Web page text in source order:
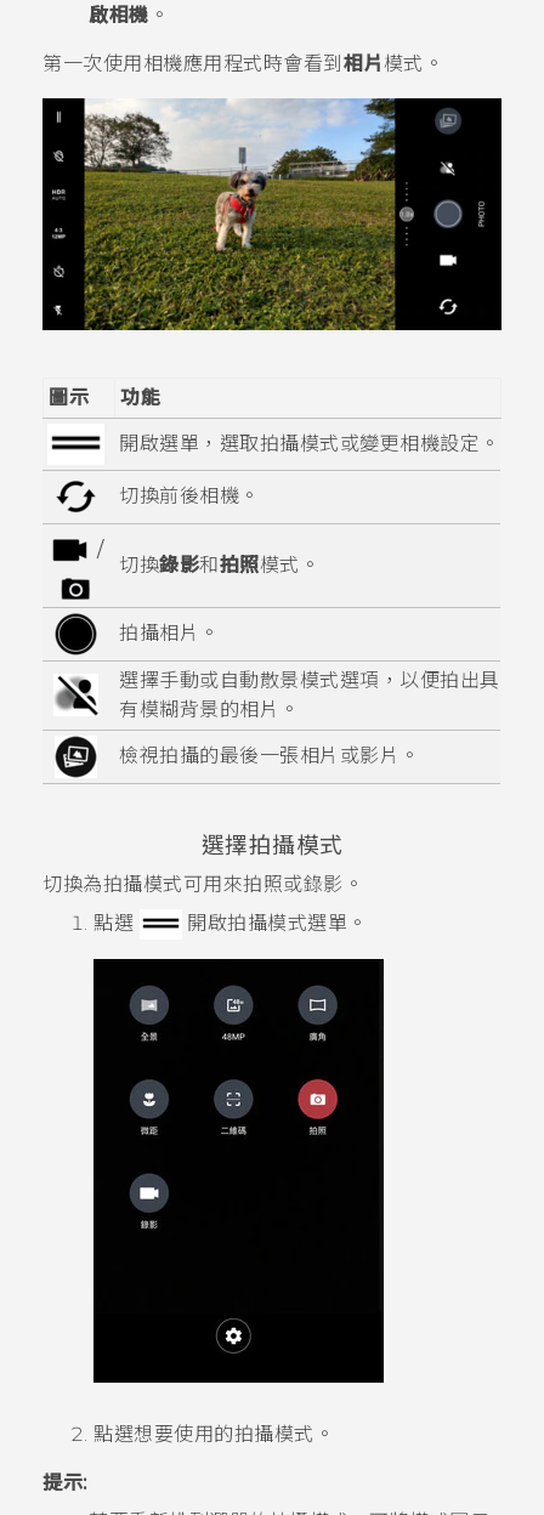
啟相機 。
第一次使用 相機應用程式時會看到 相片模式。
圖示
功能
開啟選單，選取拍攝模式或變更相機設定。
切換前後相機。
/
切換錄影和拍照模式。
拍攝相片。
選擇手動或自動散景模式選項，以便拍出具
有模糊背景的相片。
檢視拍攝的最後一張相片或影片。
選擇拍攝模式
切換為拍攝模式可用來拍照或錄影。
點選
開啟拍攝模式選單。
點選想要使用的拍攝模式。
提示: